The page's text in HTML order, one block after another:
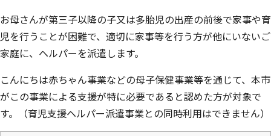
お母さんが第三子以降の子又は多胎児の出産の前後で家事や育
児を行うことが困難で、適切に家事等を行う方が他にいないご
家庭に、ヘルパーを派遣します。
こんにちは赤ちゃん事業などの母子保健事業等を通じて、本市
がこの事業による支援が特に必要であると認めた方が対象で
す。（育児支援ヘルパー派遣事業との同時利用はできません）